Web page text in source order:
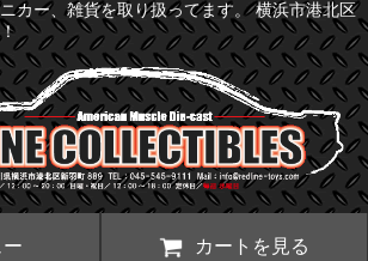
カー、雑貨を取り扱ってます。 横浜市港北区
カートを見る